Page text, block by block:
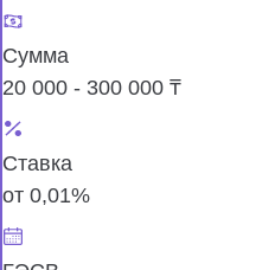
Сумма
20 000 - 300 000 ₸
Ставка
от 0,01%